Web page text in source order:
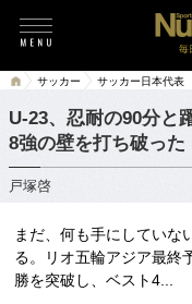
毎
サッカー サッカー日本代表
U-23、忍耐の90分と
8強の壁を打ち破った
戸塚啓
まだ、何も手にしていな
る。リオ五輪アジア最終
勝を突破し、ベスト4...